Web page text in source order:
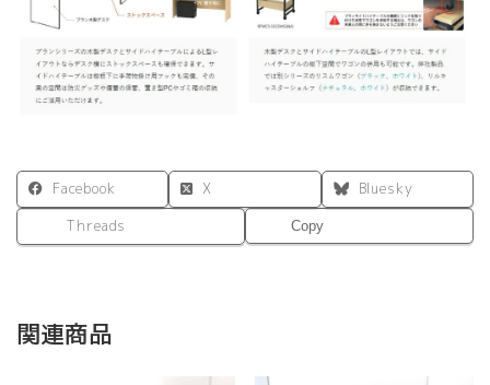
Facebook X
Bluesky
Threads
Copy
関連商品